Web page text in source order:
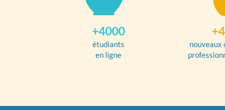
+4000
étudiants
en ligne
nouveaux